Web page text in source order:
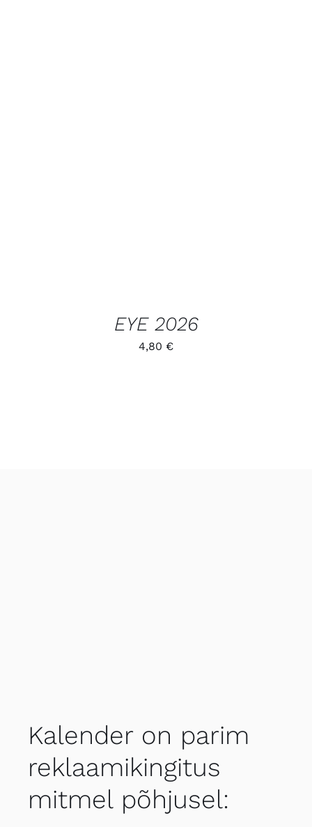
EYE 2026
4,80 €
Kalender on parim
reklaamikingitus
mitmel põhjusel: